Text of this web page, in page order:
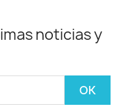
noticias y